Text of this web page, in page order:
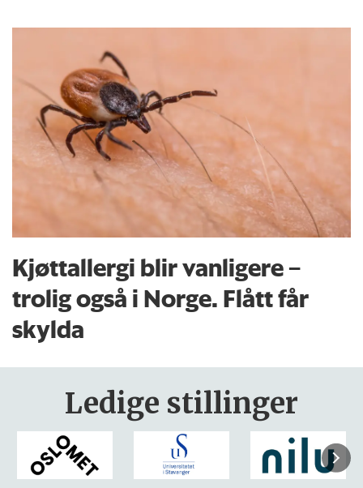
Kjøttallergi blir vanligere –
trolig også i Norge. Flått får
skylda
Ledige stillinger